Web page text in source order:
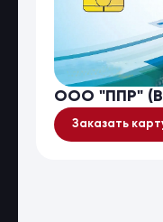
ООО "ППР"
Заказать